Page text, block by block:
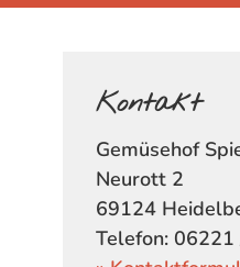
Kontakt
Gemüsehof
Neurott 2
69124
Telefon: